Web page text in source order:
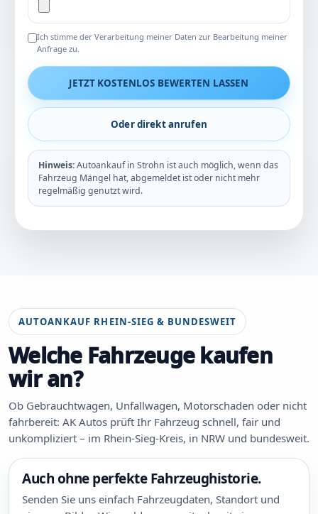
Ich stimme der Verarbeitung meiner Daten zur Bearbeitung meiner
Anfrage zu.
JETZT KOSTENLOS BEWERTEN LASSEN
Oder direkt anrufen
Hinweis:Autoankauf in Strohn ist auch möglich, wenn das
Fahrzeug Mängel hat, abgemeldet ist oder nicht mehr
regelmäßig genutzt wird.
AUTOANKAUF RHEIN-SIEG & BUNDESWEIT
Welche Fahrzeuge kaufen
wir an?
Ob Gebrauchtwagen, Unfallwagen, Motorschaden oder nicht
fahrbereit: AK Autos prüft Ihr Fahrzeug schnell, fair und
unkompliziert – im Rhein-Sieg-Kreis, in NRW und bundesweit.
Auch ohne perfekte Fahrzeughistorie.
Senden Sie uns einfach Fahrzeugdaten, Standort und